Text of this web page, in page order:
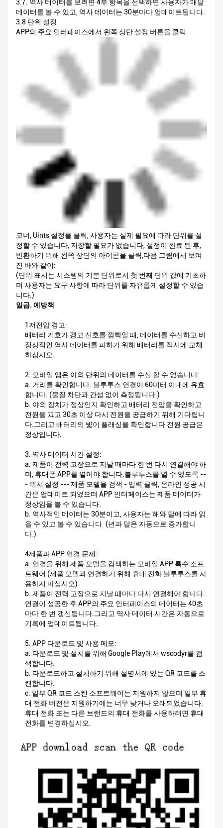
3.7. 역사 데이터를 보려면 4부 항목을 선택하면 사용자가 매달
데이터를 볼 수 있고, 역사 데이터는 30분마다 업데이트됩니다.
3.8 단위 설정
APP의 주요 인터페이스에서 왼쪽 상단 설정 버튼을 클릭
코너, Uints 설정을 클릭, 사용자는 실제 필요에 따라 단위를 설
정할 수 있습니다, 저장할 필요가 없습니다, 설정이 완료 된 후,
반환하기 위해 왼쪽 상단의 아이콘을 클릭,다음 그림에서 보여
진 바와 같이:
(단위 표시는 시스템의 기본 단위로서 첫 번째 단위 값에 기초하
며 사용자는 요구 사항에 따라 단위를 자유롭게 설정할 수 있습
니다.)
일곱. 예방책
1저전압 경고:
배터리 기호가 경고 신호를 깜빡일 때, 데이터를 수신하고 비
정상적인 역사 데이터를 피하기 위해 배터리를 적시에 교체
하십시오.
2. 모바일 앱은 야외 단위의 데이터를 수신 할 수 없습니다:
a. 거리를 확인합니다. 블루투스 연결이 60미터 이내에 유효
합니다. (물질 차단과 간섭 없이 측정됩니다.)
b. 야외 장치가 정상인지 확인하고 배터리 전압을 확인하고
전원을 끄고 30초 이상 다시 전원을 공급하기 위해 기다립니
다.그리고 배터리의 빛이 플래싱을 확인합니다 전원 공급은
정상입니다.
3. 역사 데이터 시간 설정:
a. 제품이 전력 고장으로 지날 때마다 한 번 다시 연결해야 하
며, 휴대폰 APP를 열어야 합니다.블루투스를 열 수 있도록 --
- 위치 설정 --- 제품 모델을 검색 - 입력 클릭, 온라인 성공 시
간은 업데이트 되었으며 APP 인터페이스는 제품 데이터가
정상임을 볼 수 있습니다.
b. 역사적인 데이터는 30분이고, 사용자는 해와 달에 따라 읽
을 수 있고 볼 수 있습니다. (년과 달은 자동으로 증가합니
다.)
4제품과 APP 연결 문제:
a. 연결을 위해 제품 모델을 검색하는 모바일 APP 특수 소프
트웨어 (제품 모델과 연결하기 위해 휴대 전화 블루투스를 사
용하지 마십시오).
b. 제품이 전력 고장으로 지날 때마다 다시 연결해야 합니다.
연결이 성공한 후 APP의 주요 인터페이스의 데이터는 40초
마다 한 번 갱신됩니다.그리고 역사 데이터 시간은 자동으로
기록에 업데이트됩니다.
5. APP 다운로드 및 사용 메모:
a. 다운로드 및 설치를 위해 Google Play에서 wscodyr를 검
색합니다.
b. 다운로드하고 설치하기 위해 설명서에 있는 QR 코드를 스
캔합니다.
c. 일부 QR 코드 스캔 소프트웨어는 지원하지 않으며 일부 휴
대 전화 버전은 지원하기에는 너무 낮거나 오래되었습니다.
휴대 전화 또는 다른 브랜드의 휴대 전화를 사용하려면 휴대
전화를 변경하십시오.